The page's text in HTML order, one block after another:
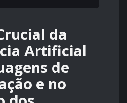
da
Artificial
de
e no